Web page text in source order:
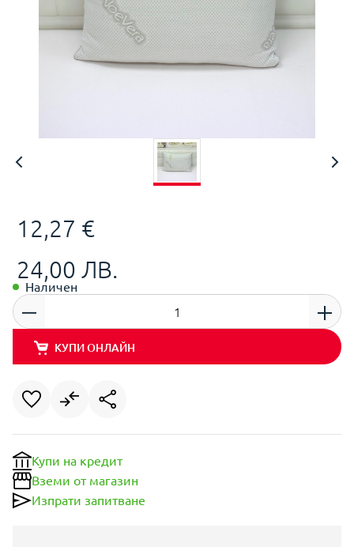
12,27 €
24,00 ЛВ.
Наличен
КУПИ ОНЛАЙН
Купи на кредит
Вземи от магазин
Изпрати запитване